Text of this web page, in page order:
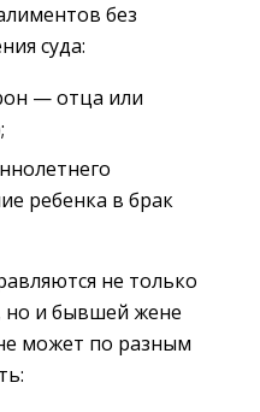
без
суда:
— отца или
ребенка в брак
не только
но и бывшей жене
может по разным